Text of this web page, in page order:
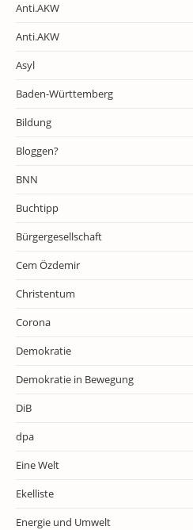
Anti.AKW
Anti.AKW
Asyl
Baden-Württemberg
Bildung
Bloggen?
BNN
Buchtipp
Bürgergesellschaft
Cem Özdemir
Christentum
Corona
Demokratie
Demokratie in Bewegung
DiB
dpa
Eine Welt
Ekelliste
Energie und Umwelt